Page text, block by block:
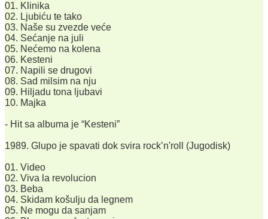
01. Klinika
02. Ljubiću te tako
03. Naše su zvezde veće
04. Sećanje na juli
05. Nećemo na kolena
06. Kesteni
07. Napili se drugovi
08. Sad milsim na nju
09. Hiljadu tona ljubavi
10. Majka
- Hit sa albuma je “Kesteni”
1989. Glupo je spavati dok svira rock’n'roll (Jugodisk)
01. Video
02. Viva la revolucion
03. Beba
04. Skidam košulju da legnem
05. Ne mogu da sanjam